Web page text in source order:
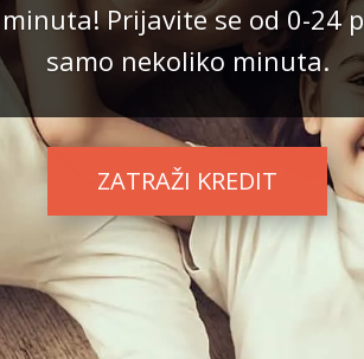
Prijavite se od 0-24
samo nekoliko minuta.
ZATRAŽI KREDIT